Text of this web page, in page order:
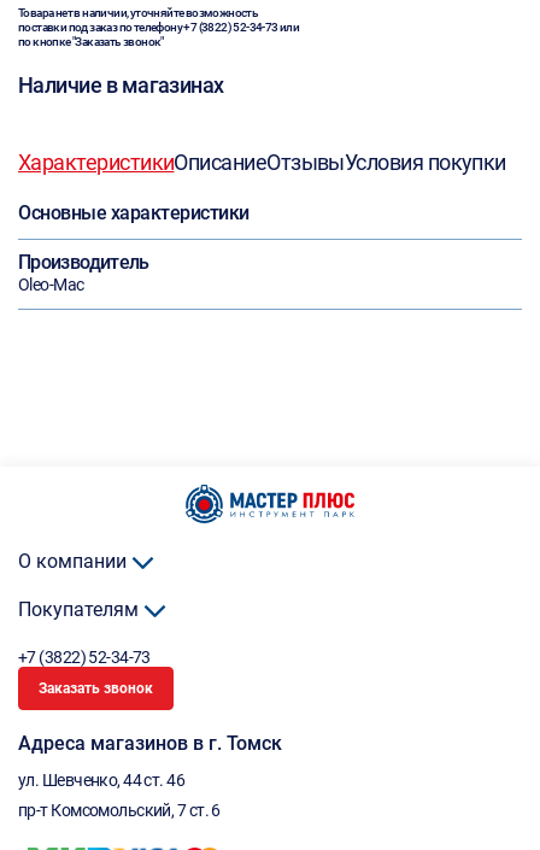
Товара нет в наличии, уточняйте возможность
поставки под заказ по телефону+7 (3822) 52-34-73или
по кнопке "Заказать звонок"
Наличие в магазинах
ХарактеристикиОписаниеОтзывыУсловия покупки
Основные характеристики
Производитель
Oleo-Mac
О компании
Покупателям
+7 (3822) 52-34-73
Заказать звонок
Адреса магазинов в г. Томск
ул. Шевченко, 44 ст. 46
пр-т Комсомольский, 7 ст. 6